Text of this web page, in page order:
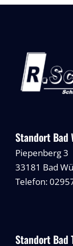
Standort Bad
Piepenberg 3
33181 Bad
Telefon:
Standort Bad